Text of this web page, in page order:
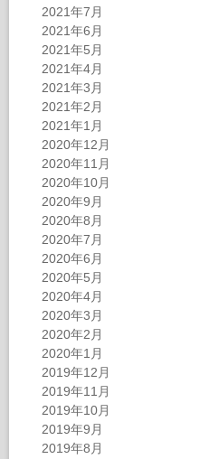
2021年7月
2021年6月
2021年5月
2021年4月
2021年3月
2021年2月
2021年1月
2020年12月
2020年11月
2020年10月
2020年9月
2020年8月
2020年7月
2020年6月
2020年5月
2020年4月
2020年3月
2020年2月
2020年1月
2019年12月
2019年11月
2019年10月
2019年9月
2019年8月